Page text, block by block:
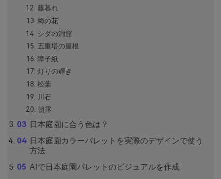
藤暮れ
梅の花
シダの洞窟
五重塔の屋根
障子紙
灯りの輝き
松葉
川石
朝露
日本庭園に合う色は？
日本庭園カラーパレットを実際のデザインで使う
方法
AIで日本庭園パレットのビジュアルを作成